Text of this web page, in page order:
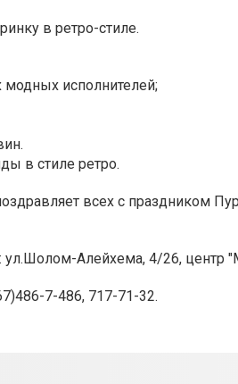
в ретро-стиле.
модных исполнителей;
в стиле ретро.
всех с праздником
Алейхема, 4/26, центр
7-486, 717-71-32.